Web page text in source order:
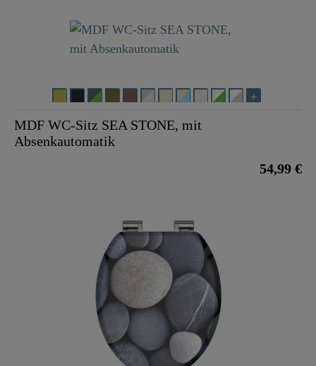
MDF WC-Sitz SEA STONE, mit
Absenkautomatik
54,99 €